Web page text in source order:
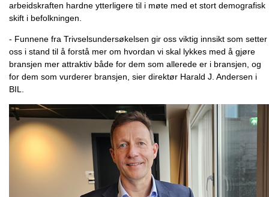
arbeidskraften hardne ytterligere til i møte med et stort demografisk
skift i befolkningen.
- Funnene fra Trivselsundersøkelsen gir oss viktig innsikt som setter
oss i stand til å forstå mer om hvordan vi skal lykkes med å gjøre
bransjen mer attraktiv både for dem som allerede er i bransjen, og
for dem som vurderer bransjen, sier direktør Harald J. Andersen i
BIL.